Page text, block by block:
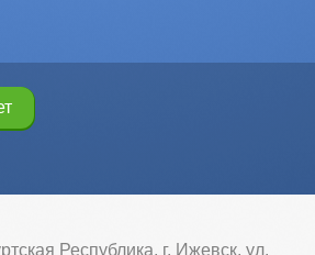
Республика, г. Ижевск, ул.